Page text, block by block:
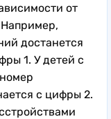
от
Например,
достанется
1. У детей с
с цифры 2.